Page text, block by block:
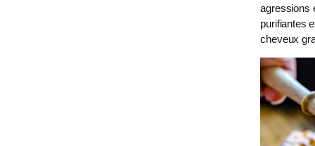
agressions
purifiantes
cheveux